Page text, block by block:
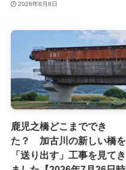
2026年8月6日
鹿児之橋どこまででき
た？ 加古川の新しい橋を
「送り出す」工事を見てき